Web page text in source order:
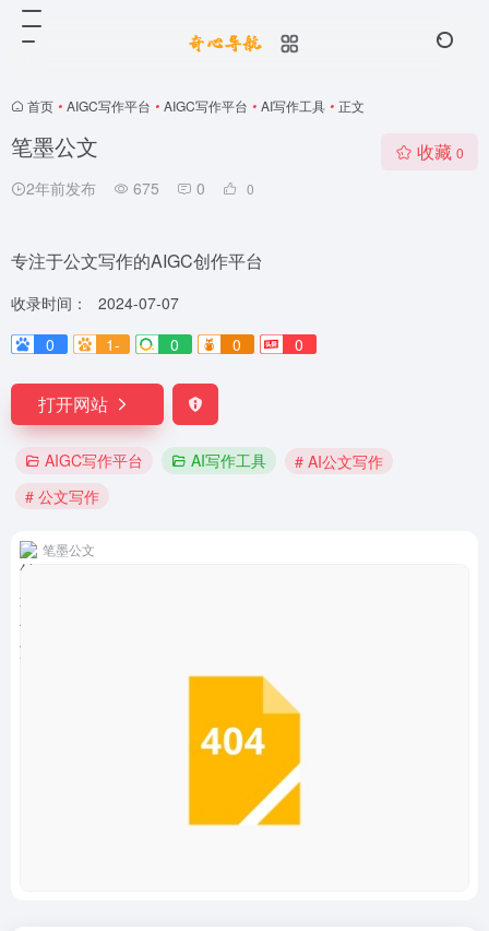
首页 • AIGC写作平台 • AIGC写作平台 • AI写作工具 • 正文
笔墨公文
2年前发布 675 0 0
收藏 0
专注于公文写作的AIGC创作平台
收录时间：
2024-07-07
0
1- 0 0 0
打开网站
AIGC写作平台 AI写作工具
# AI公文写作
# 公文写作
笔墨公文